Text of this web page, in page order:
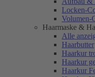
Locken-
Volumen-
Haarmaske &
Alle
Haarbutter
Haarkur
Haarkur
Haarkur